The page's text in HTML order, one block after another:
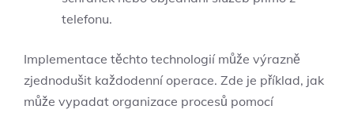
telefonu.
Implementace těchto technologií může výrazně
zjednodušit každodenní operace. Zde je příklad, jak
může vypadat organizace procesů pomocí